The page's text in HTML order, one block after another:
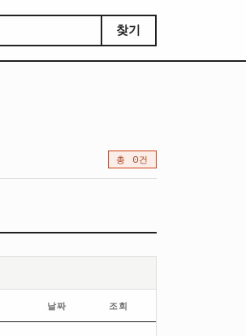
찾기
총 0건
날짜 조회